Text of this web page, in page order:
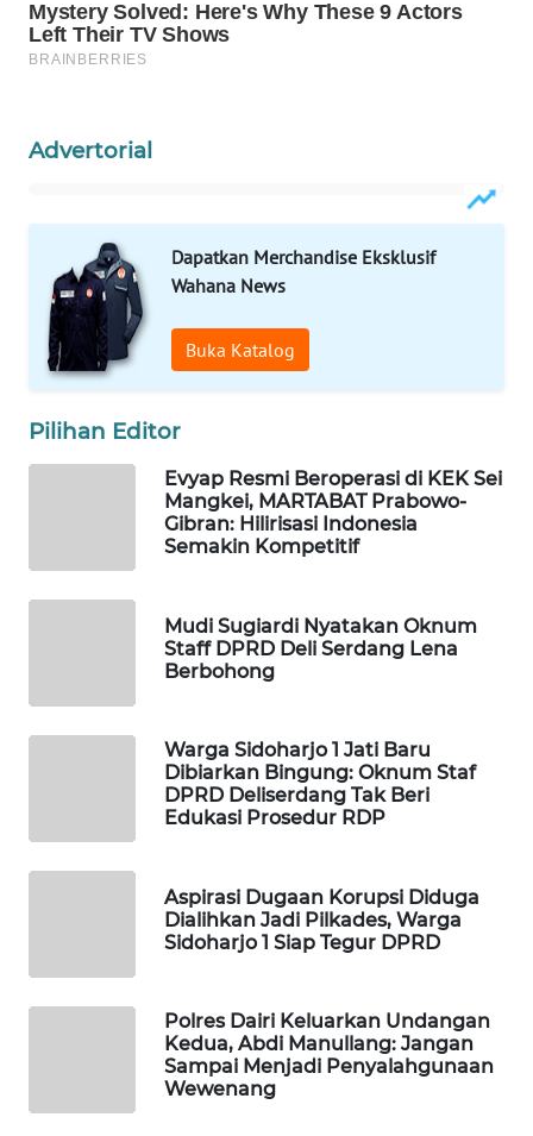
Advertorial
Dapatkan Merchandise Eksklusif
Wahana News
Buka Katalog
Pilihan Editor
Evyap Resmi Beroperasi di KEK Sei
Mangkei, MARTABAT Prabowo-
Gibran: Hilirisasi Indonesia
Semakin Kompetitif
Mudi Sugiardi Nyatakan Oknum
Staff DPRD Deli Serdang Lena
Berbohong
Warga Sidoharjo 1 Jati Baru
Dibiarkan Bingung: Oknum Staf
DPRD Deliserdang Tak Beri
Edukasi Prosedur RDP
Aspirasi Dugaan Korupsi Diduga
Dialihkan Jadi Pilkades, Warga
Sidoharjo 1 Siap Tegur DPRD
Polres Dairi Keluarkan Undangan
Kedua, Abdi Manullang: Jangan
Sampai Menjadi Penyalahgunaan
Wewenang
PERSONA
WAHANA
WAHANA
DESA
WISATA
LAPAK
WAHANA
WALINKI
ID
PLN
WATCH